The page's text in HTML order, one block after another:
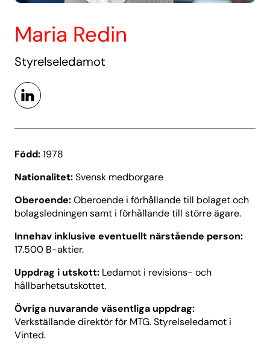
Maria Redin
Styrelseledamot
Född:1978
Nationalitet:Svensk medborgare
Oberoende:Oberoende i förhållande till bolaget och
bolagsledningen samt i förhållande till större ägare.
Innehav inklusive eventuellt närstående person:
17.500 B-aktier.
Uppdrag i utskott: Ledamot i revisions- och
hållbarhetsutskottet.
Övriga nuvarande väsentliga uppdrag:
Verkställande direktör för MTG. Styrelseledamot i
Vinted.